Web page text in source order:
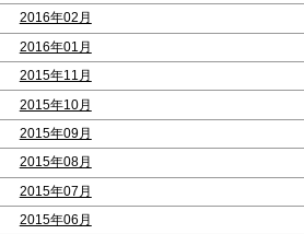
2016年02月
2016年01月
2015年11月
2015年10月
2015年09月
2015年08月
2015年07月
2015年06月